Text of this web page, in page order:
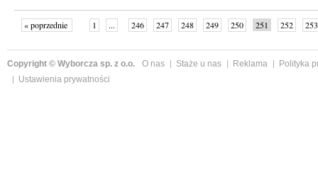
« poprzednie 1 ... 246 247 248 249 250 251 252
253
Copyright © Wyborcza sp. z o.o. O nas Staże u nas Reklama
Polityka
Ustawienia prywatności